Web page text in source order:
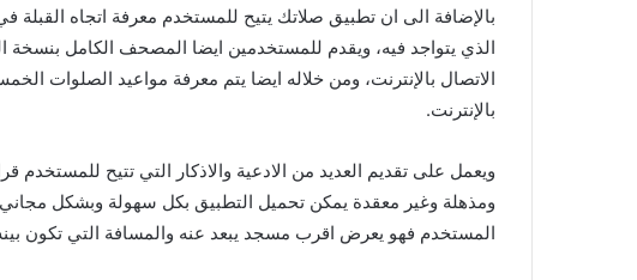
بالإضافة الى ان تطبيق صلاتك يتيح للمستخدم معرفة اتجاه القبلة
الذي يتواجد فيه، ويقدم للمستخدمين ايضا المصحف الكامل بنسخة
الاتصال بالإنترنت، ومن خلاله ايضا يتم معرفة مواعيد الصلوات
بالإنترنت.
ويعمل على تقديم العديد من الادعية والاذكار التي تتيح للمستخدم
ومذهلة وغير معقدة يمكن تحميل التطبيق بكل سهولة وبشكل
المستخدم فهو يعرض اقرب مسجد يبعد عنه والمسافة التي تكون